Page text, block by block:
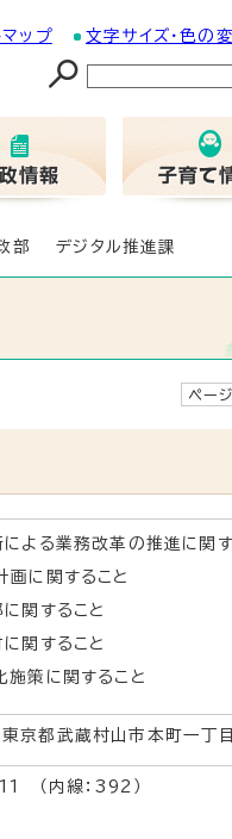
マップ 文字サイズ・色の
部 デジタル推進課
ペー
による業務改革の推進に関す
画に関すること
関すること
関すること
施策に関すること
都武蔵村山市本町一丁
（内線：392）